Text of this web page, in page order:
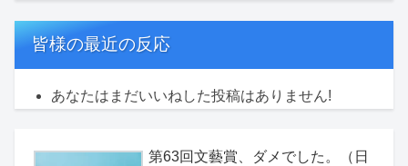
皆様の最近の反応
あなたはまだいいねした投稿はありません!
第63回文藝賞、ダメでした。（日